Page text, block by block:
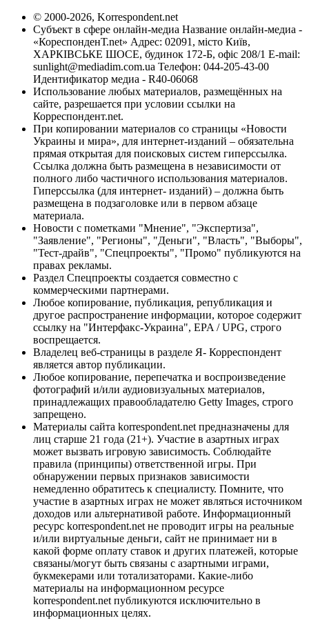
© 2000-2026, Korrespondent.net
Субъект в сфере онлайн-медиа Название онлайн-медиа -
«КореспонденТ.net» Адрес: 02091, місто Київ,
ХАРКІВСЬКЕ ШОСЕ, будинок 172-Б, офіс 208/1 E-mail:
sunlight@mediadim.com.ua Телефон: 044-205-43-00
Идентификатор медиа - R40-06068
Использование любых материалов, размещённых на
сайте, разрешается при условии ссылки на
Корреспондент.net.
При копировании материалов со страницы «Новости
Украины и мира», для интернет-изданий – обязательна
прямая открытая для поисковых систем гиперссылка.
Ссылка должна быть размещена в независимости от
полного либо частичного использования материалов.
Гиперссылка (для интернет- изданий) – должна быть
размещена в подзаголовке или в первом абзаце
материала.
Новости с пометками "Мнение", "Экспертиза",
"Заявление", "Регионы", "Деньги", "Власть", "Выборы",
"Тест-драйв", "Спецпроекты", "Промо" публикуются на
правах рекламы.
Раздел Спецпроекты создается совместно с
коммерческими партнерами.
Любое копирование, публикация, републикация и
другое распространение информации, которое содержит
ссылку на "Интерфакс-Украина", EPA / UPG, строго
воспрещается.
Владелец веб-страницы в разделе Я- Корреспондент
является автор публикации.
Любое копирование, перепечатка и воспроизведение
фотографий и/или аудиовизуальных материалов,
принадлежащих правообладателю Getty Images, строго
запрещено.
Материалы сайта korrespondent.net предназначены для
лиц старше 21 года (21+). Участие в азартных играх
может вызвать игровую зависимость. Соблюдайте
правила (принципы) ответственной игры. При
обнаружении первых признаков зависимости
немедленно обратитесь к специалисту. Помните, что
участие в азартных играх не может являться источником
доходов или альтернативой работе. Информационный
ресурс korrespondent.net не проводит игры на реальные
и/или виртуальные деньги, сайт не принимает ни в
какой форме оплату ставок и других платежей, которые
связаны/могут быть связаны с азартными играми,
букмекерами или тотализаторами. Какие-либо
материалы на информационном ресурсе
korrespondent.net публикуются исключительно в
информационных целях.